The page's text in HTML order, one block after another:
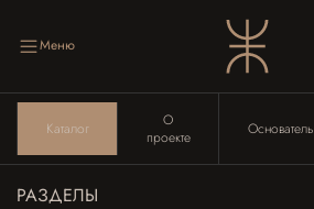
Меню
Каталог
О
проекте
Основатель
РАЗДЕЛЫ